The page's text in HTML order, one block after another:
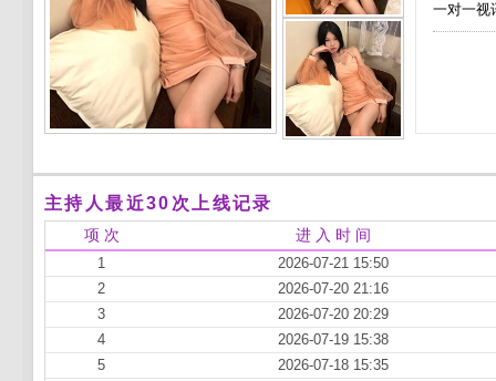
一对一
主持人最近30次上线记录
项 次 进 入 时 间
1
2026-07-21 15:50
2
2026-07-20 21:16
3
2026-07-20 20:29
4
2026-07-19 15:38
5
2026-07-18 15:35